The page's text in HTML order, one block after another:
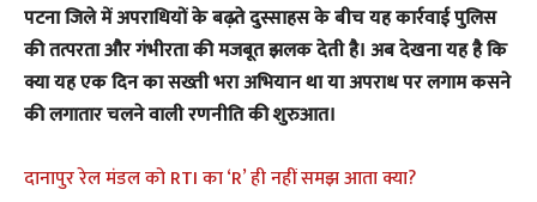
पटना जिले में अपराधियों के बढ़ते दुस्साहस के बीच यह कार्रवाई पुलिस
की तत्परता और गंभीरता की मजबूत झलक देती है। अब देखना यह है कि
क्या यह एक दिन का सख्ती भरा अभियान था या अपराध पर लगाम कसने
की लगातार चलने वाली रणनीति की शुरुआत।
दानापुर रेल मंडल को RTI का ‘R’ ही नहीं समझ आता क्या?